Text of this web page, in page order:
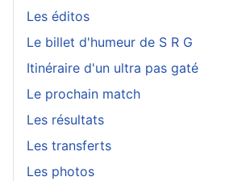
Les éditos
Le billet d'humeur de S R G
Itinéraire d'un ultra pas gaté
Le prochain match
Les résultats
Les transferts
Les photos